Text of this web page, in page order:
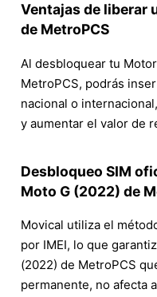
Ventajas de liberar
de MetroPCS
Al desbloquear tu
MetroPCS, podrás
nacional o
y aumentar el valor de
Desbloqueo SIM
Moto G (2022) de
Movical utiliza el
por IMEI, lo que
(2022) de MetroPCS
permanente, no afecta